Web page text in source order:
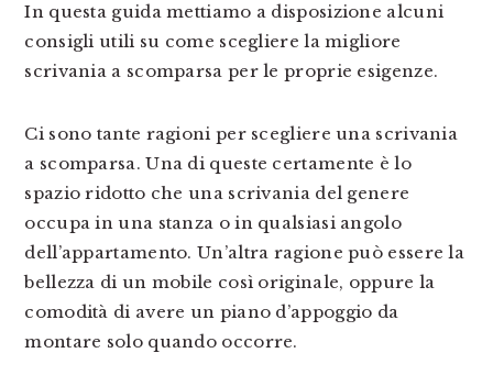
In questa guida mettiamo a disposizione alcuni
consigli utili su come scegliere la migliore
scrivania a scomparsa per le proprie esigenze.
Ci sono tante ragioni per scegliere una scrivania
a scomparsa. Una di queste certamente è lo
spazio ridotto che una scrivania del genere
occupa in una stanza o in qualsiasi angolo
dell’appartamento. Un’altra ragione può essere la
bellezza di un mobile così originale, oppure la
comodità di avere un piano d’appoggio da
montare solo quando occorre.